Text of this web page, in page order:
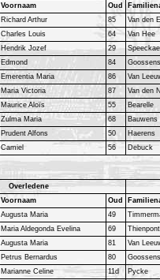
Voornaam Oud
Richard Arthur 85 Van den
Charles Louis 64 Van Hee
Hendrik Jozef 29
Edmond 84 Goossens
Emerentia Maria 86 Van
Maria Victoria 87 Van den
Maurice Aloïs 55 Bearelle
Zulma Maria 68 Bauwens
Prudent Alfons 50 Haerens
Camiel 56 Debuck
Overledene
Voornaam Oud
Augusta Maria 49
Maria Aldegonda Evelina 69 Thienpont
Augusta Maria 81 Van
Petrus Bernardus 80 Goossens
Marianne Celine 11d Pycke